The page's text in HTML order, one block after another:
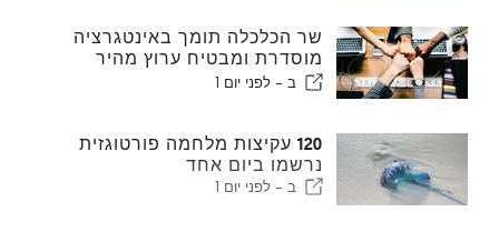
שר הכלכלה תומך באינטגרציה
מוסדרת ומבטיח ערוץ מהיר
לעולים
ב - לפני יום 1
120 עקיצות מלחמה פורטוגזית
נרשמו ביום אחד
ב - לפני יום 1